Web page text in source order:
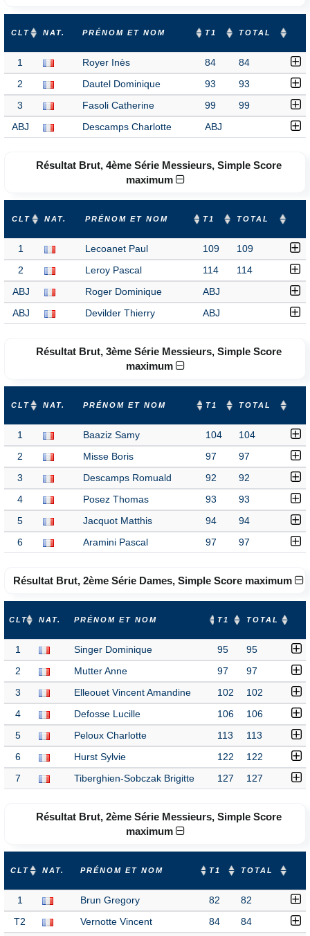
CLT NAT. PRÉNOM ET NOM T1 TOTAL
1 Royer Inès 84 84
2 Dautel Dominique 93 93
3 Fasoli Catherine 99 99
ABJ Descamps Charlotte ABJ
Résultat Brut, 4ème Série Messieurs, Simple Score
maximum
CLT NAT. PRÉNOM ET NOM T1 TOTAL
1 Lecoanet Paul 109 109
2 Leroy Pascal 114 114
ABJ Roger Dominique ABJ
ABJ Devilder Thierry ABJ
Résultat Brut, 3ème Série Messieurs, Simple Score
maximum
CLT NAT. PRÉNOM ET NOM T1 TOTAL
1 Baaziz Samy 104 104
2 Misse Boris 97 97
3 Descamps Romuald 92 92
4 Posez Thomas 93 93
5 Jacquot Matthis 94 94
6 Aramini Pascal 97 97
Résultat Brut, 2ème Série Dames, Simple Score maximum
CLT NAT. PRÉNOM ET NOM T1 TOTAL
1 Singer Dominique 95 95
2 Mutter Anne 97 97
3 Elleouet Vincent Amandine 102 102
4 Defosse Lucille 106 106
5 Peloux Charlotte 113 113
6 Hurst Sylvie 122 122
7 Tiberghien-Sobczak Brigitte 127 127
Résultat Brut, 2ème Série Messieurs, Simple Score
maximum
CLT NAT. PRÉNOM ET NOM T1 TOTAL
1 Brun Gregory 82 82
T2 Vernotte Vincent 84 84